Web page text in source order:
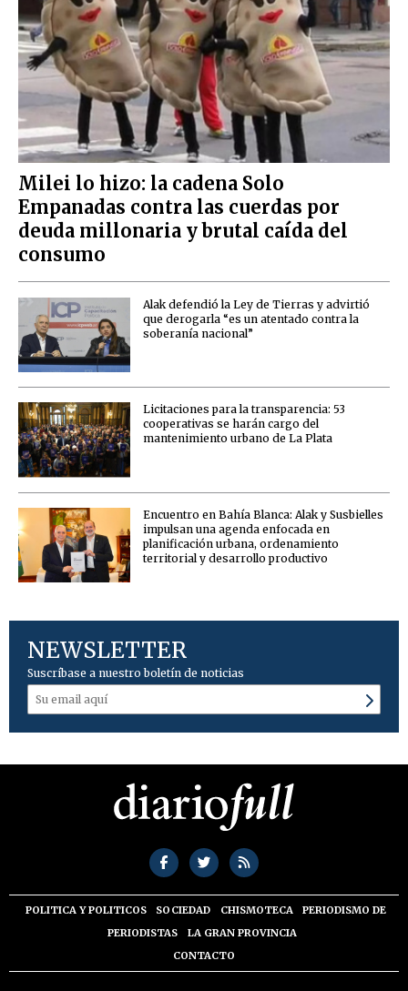
Milei lo hizo: la cadena Solo
Empanadas contra las cuerdas por
deuda millonaria y brutal caída del
consumo
Alak defendió la Ley de Tierras y advirtió
que derogarla “es un atentado contra la
soberanía nacional”
Licitaciones para la transparencia: 53
cooperativas se harán cargo del
mantenimiento urbano de La Plata
Encuentro en Bahía Blanca: Alak y Susbielles
impulsan una agenda enfocada en
planificación urbana, ordenamiento
territorial y desarrollo productivo
NEWSLETTER
Suscríbase a nuestro boletín de noticias
POLITICA Y POLITICOS SOCIEDAD CHISMOTECA
PERIODISMO DE
PERIODISTAS
LA GRAN PROVINCIA
CONTACTO